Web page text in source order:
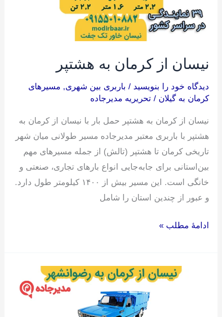
نیسان از کرمان به هشتپر
دیدگاه‌ خود را بنویسید / باربری بین شهری, مسیرهای
کرمان به گیلان /تحریریه مدیرجاده
نیسان از کرمان به هشتپر حمل بار با نیسان از کرمان به
هشتپر با باربری معتبر مدیرجاده مسیر طولانی میان شهر
تاریخی کرمان تا هشتپر (تالش) از جمله مسیرهای مهم
بین‌استانی برای جابه‌جایی انواع بارهای تجاری، صنعتی و
خانگی است. این مسیر بیش از ۱۴۰۰ کیلومتر طول دارد.
و عبور از چندین استان را شامل
ادامۀ مطلب »